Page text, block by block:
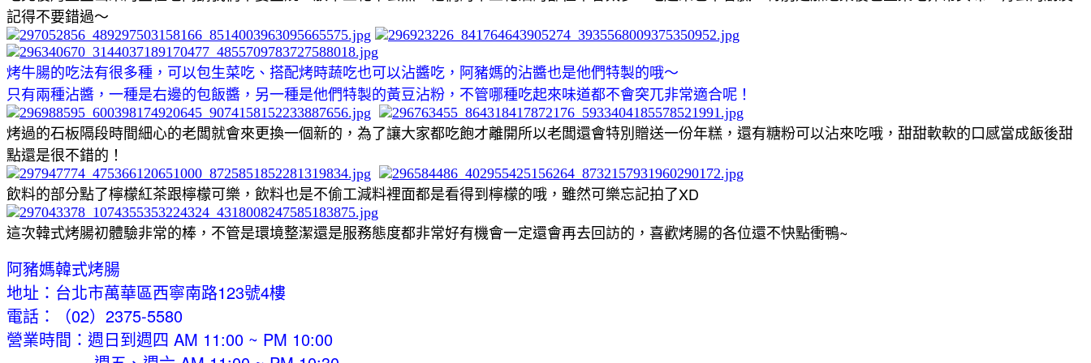
記得不要錯過～
烤牛腸的吃法有很多種，可以包生菜吃、搭配烤時蔬吃也可以沾醬吃，阿豬媽的沾醬也是他們特製的哦～
只有兩種沾醬，一種是右邊的包飯醬，另一種是他們特製的黃豆沾粉，不管哪種吃起來味道都不會突兀非常適合呢！
烤過的石板隔段時間細心的老闆就會來更換一個新的，為了讓大家都吃飽才離開所以老闆還會特別贈送一份年糕，還有糖粉可以沾來吃哦，甜甜軟軟的口感當成飯後甜
點還是很不錯的！
飲料的部分點了檸檬紅茶跟檸檬可樂，飲料也是不偷工減料裡面都是看得到檸檬的哦，雖然可樂忘記拍了XD
這次韓式烤腸初體驗非常的棒，不管是環境整潔還是服務態度都非常好有機會一定還會再去回訪的，喜歡烤腸的各位還不快點衝鴨~
阿豬媽韓式烤腸
地址：台北市萬華區西寧南路123號4樓
電話：（02）2375-5580
營業時間：週日到週四 AM 11:00 ~ PM 10:00